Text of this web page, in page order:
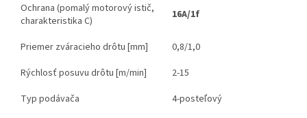
Ochrana (pomalý motorový istič,
charakteristika C)
16A/1f
Priemer zváracieho drôtu [mm]
0,8/1,0
Rýchlosť posuvu drôtu [m/min]
2-15
Typ podávača
4-posteľový